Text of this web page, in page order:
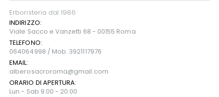
Erboristeria dal 1986
INDIRIZZO:
Viale Sacco e Vanzetti 68 - 00155 Roma
TELEFONO:
064064998 / Mob. 3921117976
EMAIL:
alberosacroroma@gmail.com
ORARIO DI APERTURA:
Lun - Sab 9:00 - 20:00